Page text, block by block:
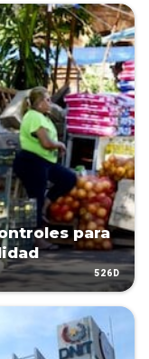
para
526D